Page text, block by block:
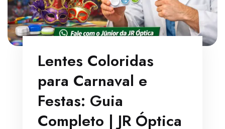
Lentes Coloridas
para Carnaval e
Festas: Guia
Completo | JR Óptica